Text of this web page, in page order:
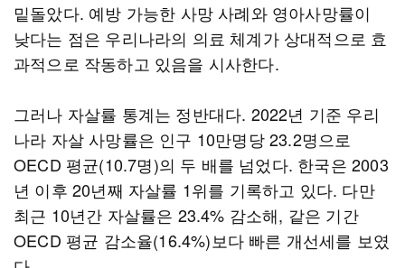
밑돌았다. 예방 가능한 사망 사례와 영아사망률이
낮다는 점은 우리나라의 의료 체계가 상대적으로 효
과적으로 작동하고 있음을 시사한다.
그러나 자살률 통계는 정반대다. 2022년 기준 우리
나라 자살 사망률은 인구 10만명당 23.2명으로
OECD 평균(10.7명)의 두 배를 넘었다. 한국은 2003
년 이후 20년째 자살률 1위를 기록하고 있다. 다만
최근 10년간 자살률은 23.4% 감소해, 같은 기간
OECD 평균 감소율(16.4%)보다 빠른 개선세를 보였